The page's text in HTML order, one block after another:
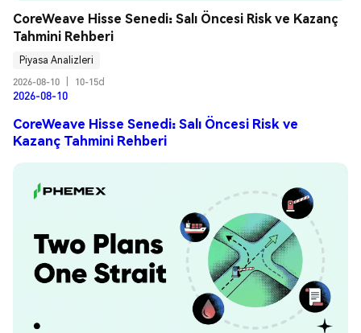
CoreWeave Hisse Senedi: Salı Öncesi Risk ve Kazanç
Tahmini Rehberi
Piyasa Analizleri
2026-08-10
10-15d
2026-08-10
CoreWeave Hisse Senedi: Salı Öncesi Risk ve
Kazanç Tahmini Rehberi